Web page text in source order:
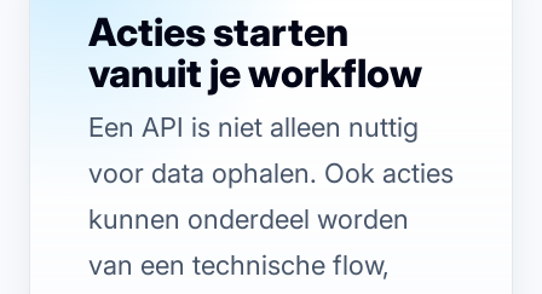
Acties starten
vanuit je workflow
Een API is niet alleen nuttig
voor data ophalen. Ook acties
kunnen onderdeel worden
van een technische flow,